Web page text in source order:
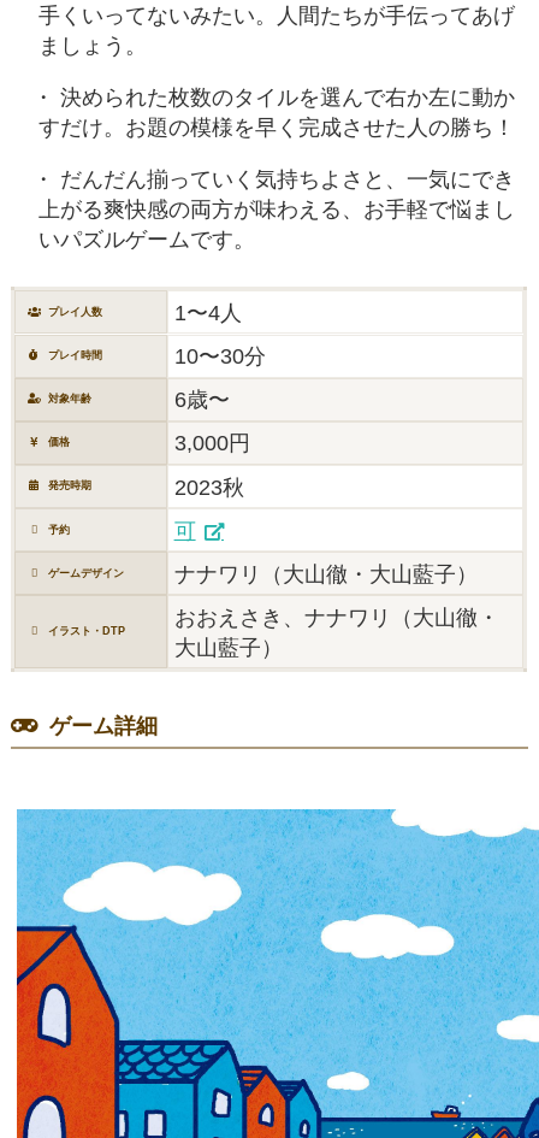
手くいってないみたい。人間たちが手伝ってあげ
ましょう。
決められた枚数のタイルを選んで右か左に動か
すだけ。お題の模様を早く完成させた人の勝ち！
だんだん揃っていく気持ちよさと、一気にでき
上がる爽快感の両方が味わえる、お手軽で悩まし
いパズルゲームです。
プレイ人数 1〜4人
プレイ時間 10〜30分
対象年齢 6歳〜
価格 3,000円
発売時期 2023秋
予約 可
ゲームデザイン ナナワリ（大山徹・大山藍子）
イラスト・DTP
おおえさき、ナナワリ（大山徹・
大山藍子）
ゲーム詳細